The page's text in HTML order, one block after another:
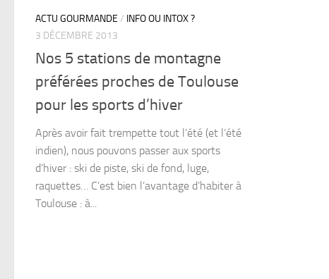
ACTU GOURMANDE / INFO OU INTOX ?
3 DÉCEMBRE 2013
Nos 5 stations de montagne
préférées proches de Toulouse
pour les sports d’hiver
Après avoir fait trempette tout l’été (et l’été
indien), nous pouvons passer aux sports
d’hiver : ski de piste, ski de fond, luge,
raquettes… C’est bien l’avantage d’habiter à
Toulouse : à...